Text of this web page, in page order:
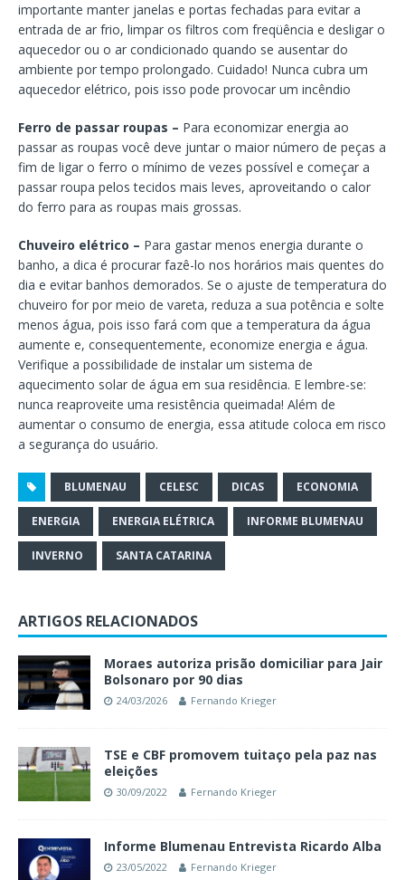
importante manter janelas e portas fechadas para evitar a
entrada de ar frio, limpar os filtros com freqüência e desligar o
aquecedor ou o ar condicionado quando se ausentar do
ambiente por tempo prolongado. Cuidado! Nunca cubra um
aquecedor elétrico, pois isso pode provocar um incêndio
Ferro de passar roupas – Para economizar energia ao
passar as roupas você deve juntar o maior número de peças a
fim de ligar o ferro o mínimo de vezes possível e começar a
passar roupa pelos tecidos mais leves, aproveitando o calor
do ferro para as roupas mais grossas.
Chuveiro elétrico – Para gastar menos energia durante o
banho, a dica é procurar fazê-lo nos horários mais quentes do
dia e evitar banhos demorados. Se o ajuste de temperatura do
chuveiro for por meio de vareta, reduza a sua potência e solte
menos água, pois isso fará com que a temperatura da água
aumente e, consequentemente, economize energia e água.
Verifique a possibilidade de instalar um sistema de
aquecimento solar de água em sua residência. E lembre-se:
nunca reaproveite uma resistência queimada! Além de
aumentar o consumo de energia, essa atitude coloca em risco
a segurança do usuário.
BLUMENAU CELESC DICAS ECONOMIA
ENERGIA ENERGIA ELÉTRICA INFORME BLUMENAU
INVERNO SANTA CATARINA
ARTIGOS RELACIONADOS
Moraes autoriza prisão domiciliar para Jair
Bolsonaro por 90 dias
24/03/2026 Fernando Krieger
TSE e CBF promovem tuitaço pela paz nas
eleições
30/09/2022 Fernando Krieger
Informe Blumenau Entrevista Ricardo Alba
23/05/2022 Fernando Krieger